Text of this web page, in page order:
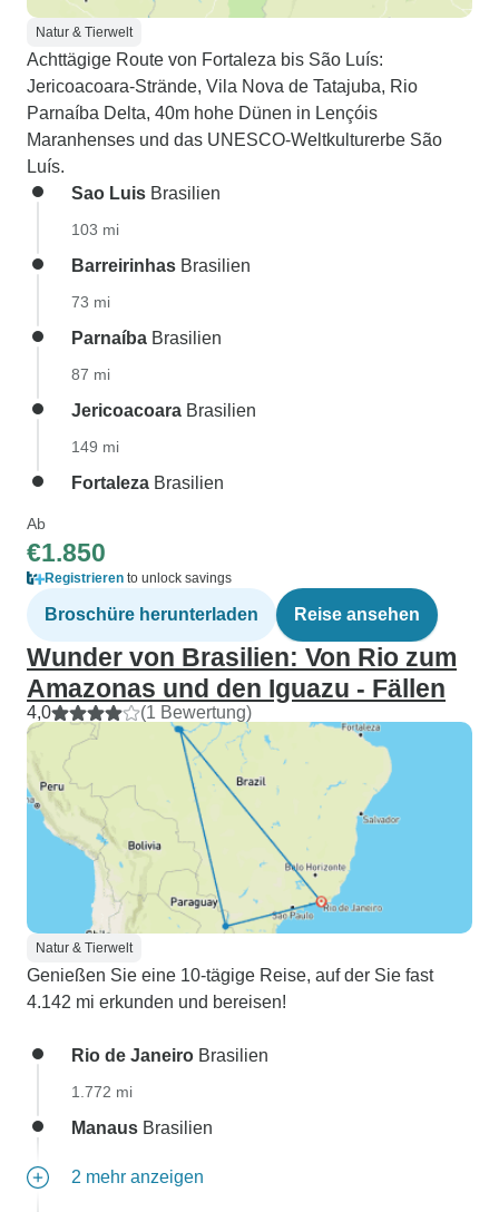
Natur & Tierwelt
Achttägige Route von Fortaleza bis São Luís:
Jericoacoara-Strände, Vila Nova de Tatajuba, Rio
Parnaíba Delta, 40m hohe Dünen in Lençóis
Maranhenses und das UNESCO-Weltkulturerbe São
Luís.
Sao Luis Brasilien
103 mi
Barreirinhas Brasilien
73 mi
Parnaíba Brasilien
87 mi
Jericoacoara Brasilien
149 mi
Fortaleza Brasilien
Ab
€1.850
Registrieren to unlock savings
Broschüre herunterladen Reise ansehen
Wunder von Brasilien: Von Rio zum
Amazonas und den Iguazu - Fällen
4,0 (1 Bewertung)
Natur & Tierwelt
Genießen Sie eine 10-tägige Reise, auf der Sie fast
4.142 mi erkunden und bereisen!
Rio de Janeiro Brasilien
1.772 mi
Manaus Brasilien
2 mehr anzeigen